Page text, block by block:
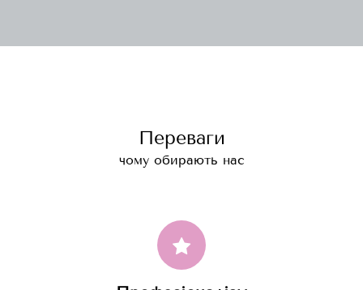
Переваги
чому обирають нас